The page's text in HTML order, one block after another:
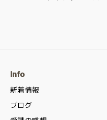
Info
新着情報
ブログ